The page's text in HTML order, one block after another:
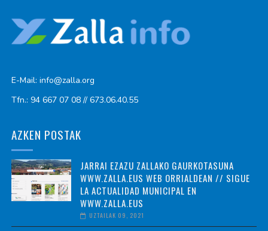
E-Mail: info@zalla.org
Tfn.: 94 667 07 08 // 673.06.40.55
AZKEN POSTAK
JARRAI EZAZU ZALLAKO GAURKOTASUNA
WWW.ZALLA.EUS WEB ORRIALDEAN // SIGUE
LA ACTUALIDAD MUNICIPAL EN
WWW.ZALLA.EUS
UZTAILAK 09, 2021